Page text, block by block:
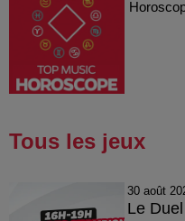
Tous les jeux
30 août
Le